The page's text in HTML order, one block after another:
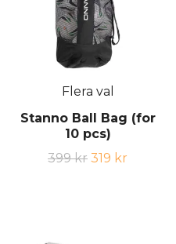
Flera val
Stanno Ball Bag (for
10 pcs)
399 kr 319 kr